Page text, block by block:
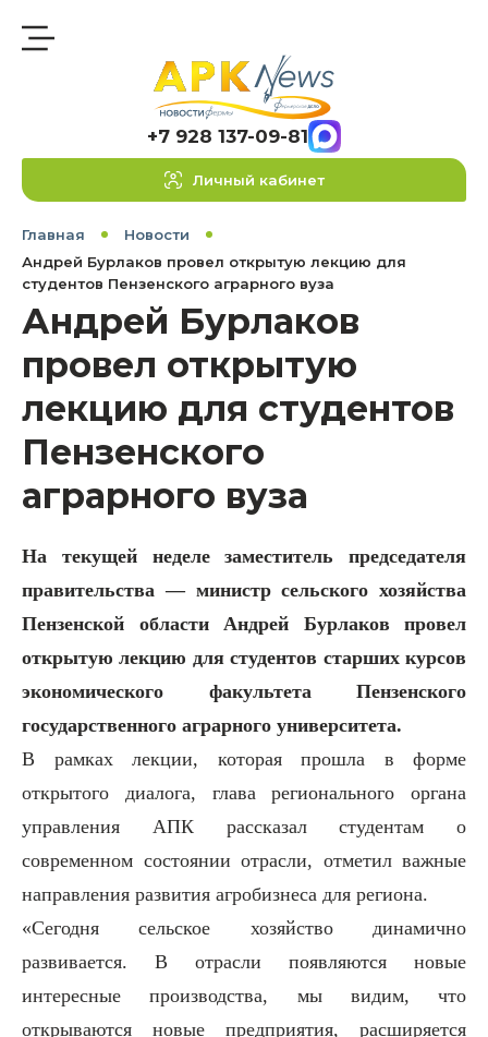
+7 928 137-09-81
Личный кабинет
Главная
Новости
Андрей Бурлаков провел открытую лекцию для
студентов Пензенского аграрного вуза
Андрей Бурлаков
провел открытую
лекцию для студентов
Пензенского
аграрного вуза
На текущей неделе заместитель председателя
правительства — министр сельского хозяйства
Пензенской области Андрей Бурлаков провел
открытую лекцию для студентов старших курсов
экономического факультета Пензенского
государственного аграрного университета.
В рамках лекции, которая прошла в форме
открытого диалога, глава регионального органа
управления АПК рассказал студентам о
современном состоянии отрасли, отметил важные
направления развития агробизнеса для региона.
«Сегодня сельское хозяйство динамично
развивается. В отрасли появляются новые
интересные производства, мы видим, что
открываются новые предприятия, расширяется